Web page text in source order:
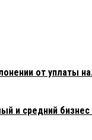
от уплаты
и средний